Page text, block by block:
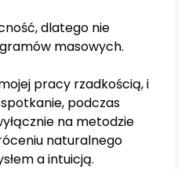
dlatego nie
masowych.
pracy rzadkością, i
podczas
na metodzie
naturalnego
a intuicją.